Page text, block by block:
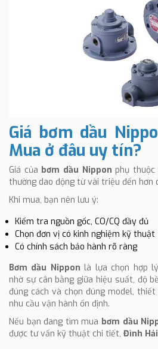
Giá bơm dầu
Mua ở đâu uy tín?
Giá của bơm dầu Nippon phụ
thường dao động từ vài triệu đến hơn
Khi mua, bạn nên lưu ý:
Kiểm tra nguồn gốc, CO/CQ đầy đủ
Chọn đơn vị có kinh nghiệm kỹ thuật
Có chính sách bảo hành rõ ràng
Bơm dầu Nippon là lựa chọn hợp
nhờ sự cân bằng giữa hiệu suất, độ
đúng cách và chọn đúng model,
nhu cầu vận hành ổn định.
Nếu bạn đang tìm mua bơm dầu
được tư vấn kỹ thuật chi tiết, Đình Hải